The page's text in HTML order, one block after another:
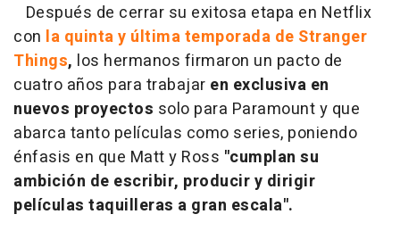
Después de cerrar su exitosa etapa en Netflix
con la quinta y última temporada de Stranger
Things, los hermanos firmaron un pacto de
cuatro años para trabajar en exclusiva en
nuevos proyectos solo para Paramount y que
abarca tanto películas como series, poniendo
énfasis en que Matt y Ross "cumplan su
ambición de escribir, producir y dirigir
películas taquilleras a gran escala".